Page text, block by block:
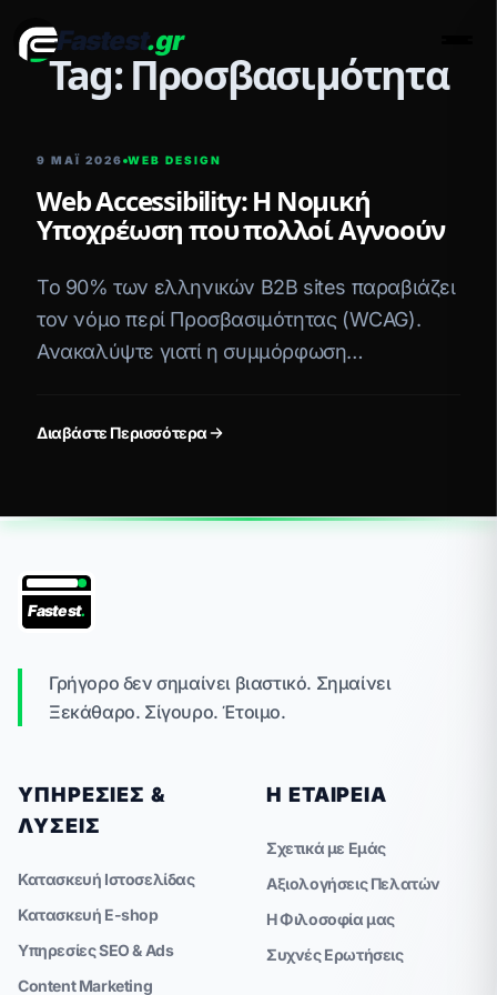
Fastest.gr
Tag: Προσβασιμότητα
9 ΜΑΪ́ 2026 WEB DESIGN
Web Accessibility: Η Νομική
Υποχρέωση που πολλοί Αγνοούν
Το 90% των ελληνικών B2B sites παραβιάζει
τον νόμο περί Προσβασιμότητας (WCAG).
Ανακαλύψτε γιατί η συμμόρφωση
Διαβάστε Περισσότερα
Fastest.
Γρήγορο δεν σημαίνει βιαστικό. Σημαίνει
Ξεκάθαρο. Σίγουρο. Έτοιμο.
ΥΠΗΡΕΣΊΕΣ &
ΛΎΣΕΙΣ
Κατασκευή Ιστοσελίδας
Κατασκευή E-shop
Υπηρεσίες SEO & Ads
Content Marketing
Η ΕΤΑΙΡΕΊΑ
Σχετικά με Εμάς
Αξιολογήσεις Πελατών
Η Φιλοσοφία μας
Συχνές Ερωτήσεις